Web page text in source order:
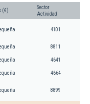
(€)
Sector
Actividad
4101
8811
4641
4664
8899